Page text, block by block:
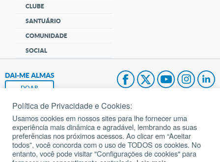
CLUBE
SANTUÁRIO
COMUNIDADE
SOCIAL
DAI-ME ALMAS
DOAR
Fundação João Paulo II
Pedido de Oração
Mapa do site
Política de Privacidade e Cookies:
Usamos cookies em nossos sites para lhe fornecer uma
experiência mais dinâmica e agradável, lembrando as suas
preferências nos próximos acessos. Ao clicar em “Aceitar
todos”, você concorda com o uso de TODOS os cookies. No
entanto, você pode visitar "Configurações de cookies" para